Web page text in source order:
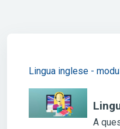
Lingua inglese -
A